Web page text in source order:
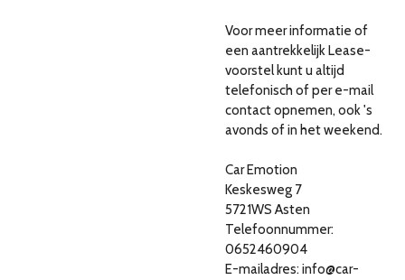
Voor meer informatie of
een aantrekkelijk Lease-
voorstel kunt u altijd
telefonisch of per e-mail
contact opnemen, ook 's
avonds of in het weekend.
Car Emotion
Keskesweg 7
5721WS Asten
Telefoonnummer:
0652460904
E-mailadres: info@car-